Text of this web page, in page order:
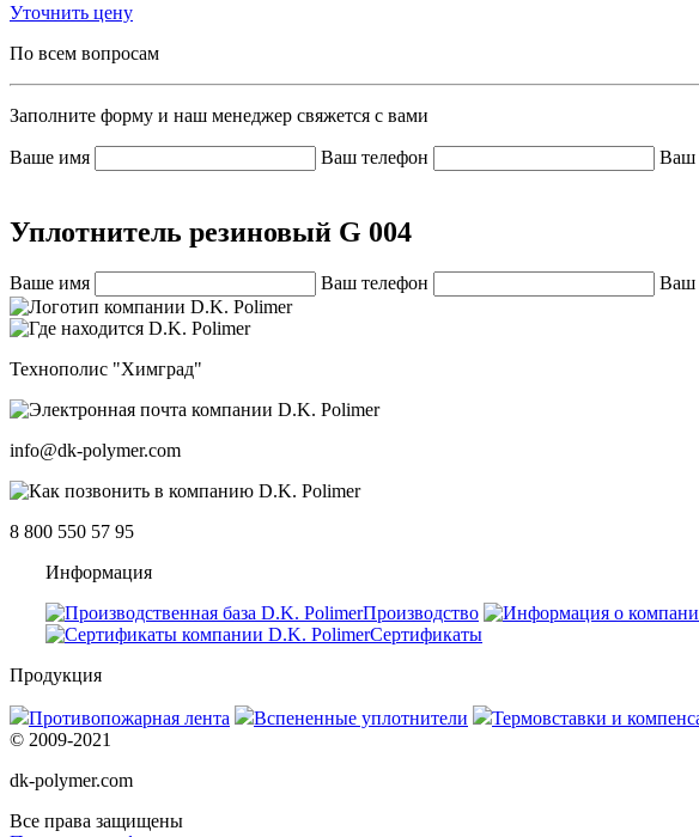
Уточнить цену
По всем вопросам
Заполните форму и наш менеджер свяжется с вами
Ваше имя Ваш телефон Ваш
Уплотнитель резиновый G 004
Ваше имя Ваш телефон Ваш
Технополис "Химград"
info@dk-polymer.com
8 800 550 57 95
Информация
Производство
Сертификаты
Продукция
Противопожарная лента Вспененные уплотнители Термовставки и
© 2009-2021
dk-polymer.com
Все права защищены